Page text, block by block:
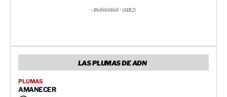
- Publicidad - (MR2)
LAS PLUMAS DE ADN
PLUMAS
AMANECER